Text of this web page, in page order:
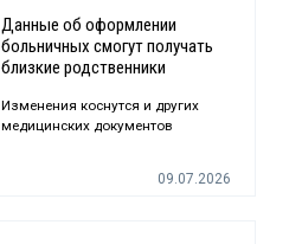
Данные об оформлении
больничных смогут получать
близкие родственники
Изменения коснутся и других
медицинских документов
09.07.2026